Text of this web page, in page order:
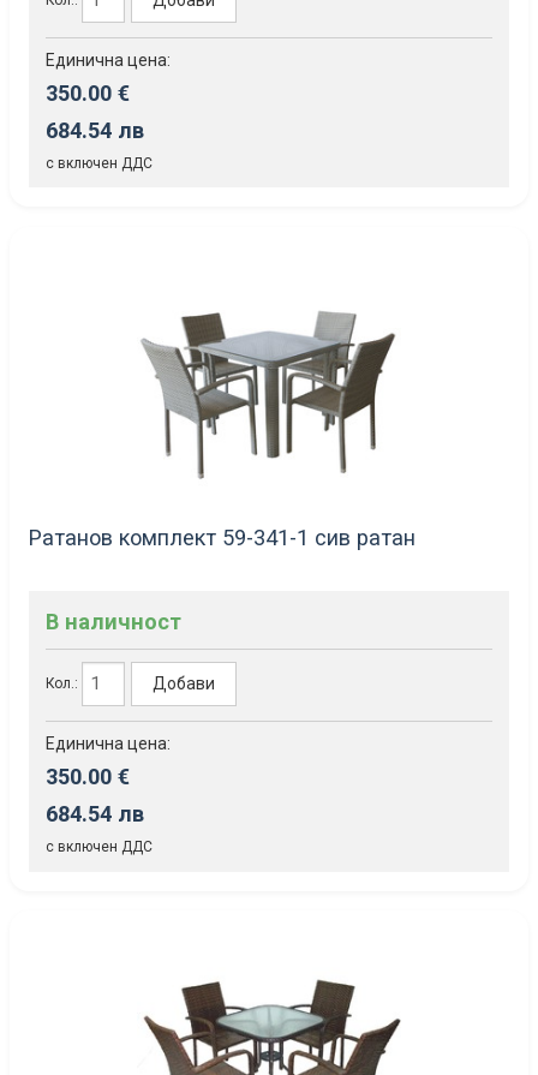
Единична цена:
350.00 €
684.54 лв
с включен ДДС
Ратанов комплект 59-341-1 сив ратан
В наличност
Кол.: Добави
Единична цена:
350.00 €
684.54 лв
с включен ДДС